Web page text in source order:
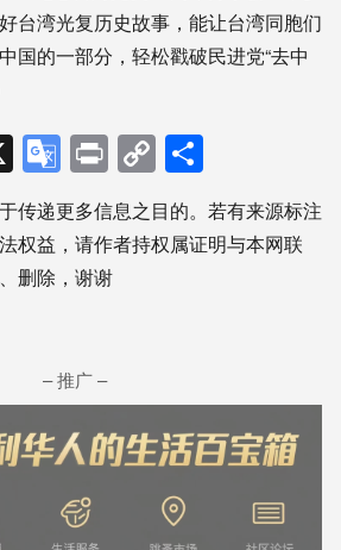
台湾光复历史故事，能让台湾同胞们
国的一部分，轻松戳破民进党“去中
X Google
Translate
PrintCopy
Link享
传递更多信息之目的。若有来源标注
权益，请作者持权属证明与本网联
删除，谢谢
– 推广 –